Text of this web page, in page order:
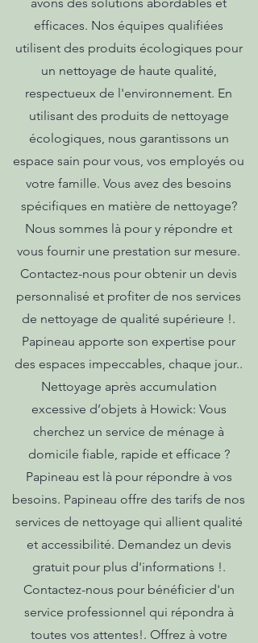
efficaces. Nos équipes qualifiées
utilisent des produits écologiques pour
un nettoyage de haute qualité,
respectueux de l'environnement. En
utilisant des produits de nettoyage
écologiques, nous garantissons un
espace sain pour vous, vos employés ou
votre famille. Vous avez des besoins
spécifiques en matière de nettoyage?
Nous sommes là pour y répondre et
vous fournir une prestation sur mesure.
Contactez-nous pour obtenir un devis
personnalisé et profiter de nos services
de nettoyage de qualité supérieure !.
Papineau apporte son expertise pour
des espaces impeccables, chaque jour..
Nettoyage après accumulation
excessive d’objets à Howick: Vous
cherchez un service de ménage à
domicile fiable, rapide et efficace ?
Papineau est là pour répondre à vos
besoins. Papineau offre des tarifs de nos
services de nettoyage qui allient qualité
et accessibilité. Demandez un devis
gratuit pour plus d'informations !.
Contactez-nous pour bénéficier d'un
service professionnel qui répondra à
toutes vos attentes!. Offrez à votre